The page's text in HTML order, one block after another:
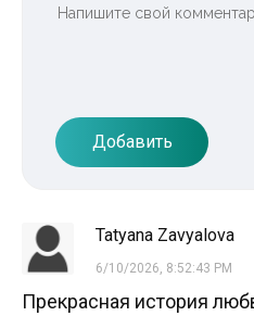
Добавить
Tatyana Zavyalova
6/10/2026, 8:52:43 PM
Прекрасная история